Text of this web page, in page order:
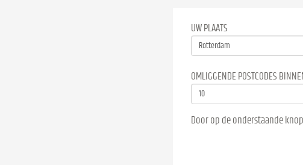
UW PLAATS
OMLIGGENDE POSTCODES
Door op de onderstaande